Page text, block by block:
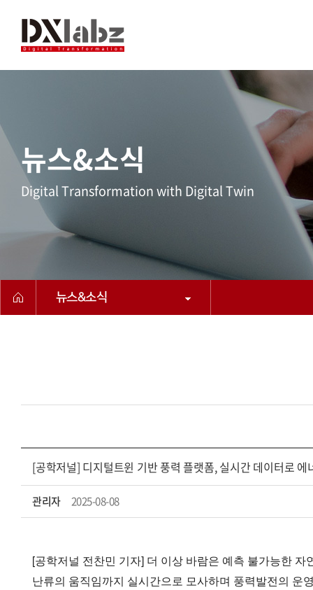
뉴스&소식
Digital Transformation with Digital Twin
뉴스&소식
[공학저널] 디지털트윈 기반 풍력 플랫폼, 실시간 데이터로 에
관리자 2025-08-08
[공학저널 전찬민 기자] 더 이상 바람은 예측 불가능한
난류의 움직임까지 실시간으로 모사하며 풍력발전의 운